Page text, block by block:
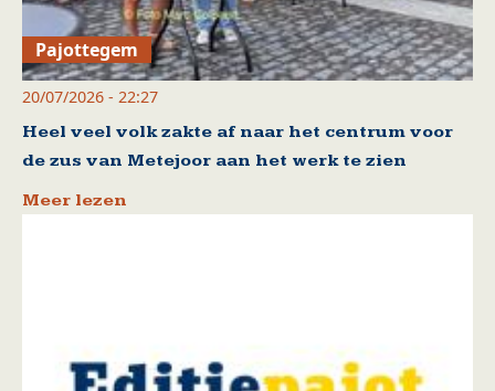
Pajottegem
20/07/2026 - 22:27
Heel veel volk zakte af naar het centrum voor
de zus van Metejoor aan het werk te zien
Meer lezen